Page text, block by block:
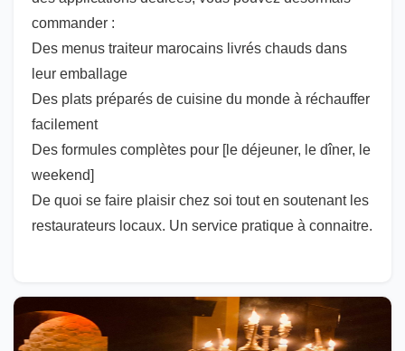
commander :
Des menus traiteur marocains livrés chauds dans
leur emballage
Des plats préparés de cuisine du monde à réchauffer
facilement
Des formules complètes pour [le déjeuner, le dîner, le
weekend]
De quoi se faire plaisir chez soi tout en soutenant les
restaurateurs locaux. Un service pratique à connaitre.